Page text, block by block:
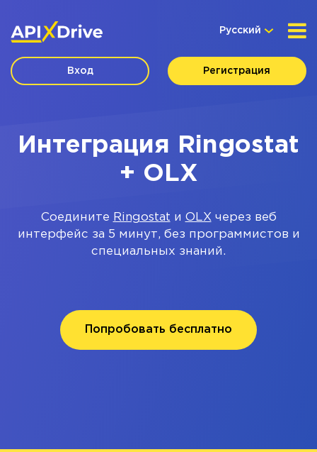
Русский
Вход Регистрация
Интеграция Ringostat
+ OLX
Соедините Ringostat и OLXчерез веб
интерфейс за 5 минут, без программистов и
специальных знаний.
Попробовать бесплатно